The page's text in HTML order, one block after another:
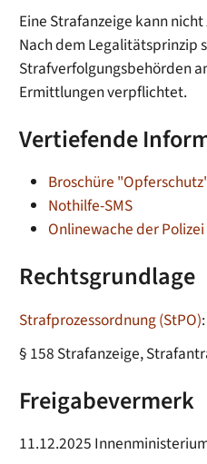
Eine Strafanzeige kann
Nach dem Legalitätsprinzip
Strafverfolgungsbehörden
Ermittlungen verpflichtet.
Vertiefende
Broschüre
Nothilfe-SMS
Onlinewache der
Rechtsgrundlage
Strafprozessordnung (StPO):
§ 158 Strafanzeige,
Freigabevermerk
11.12.2025